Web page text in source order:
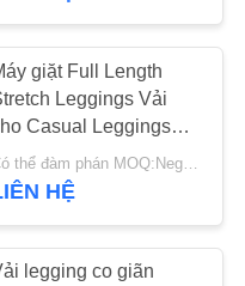
105
giặt Full Length
Leggings Vải
Casual Leggings
Style
Có thể đàm phán MOQ:Negotiable
HỆ
legging co giãn